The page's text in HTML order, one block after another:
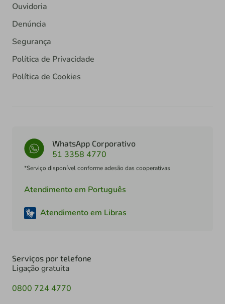
Ouvidoria
Denúncia
Segurança
Política de Privacidade
Política de Cookies
WhatsApp Corporativo
51 3358 4770
*Serviço disponível conforme adesão das cooperativas
Atendimento em Português
Atendimento em Libras
Serviços por telefone
Ligação gratuita
0800 724 4770